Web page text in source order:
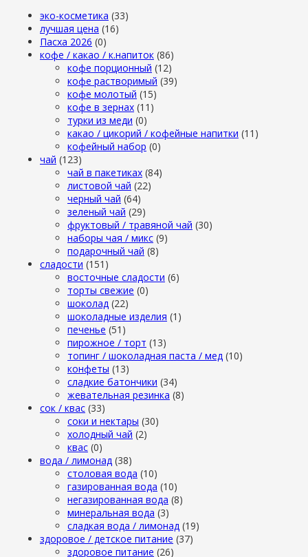
эко-косметика (33)
лучшая цена (16)
Пасха 2026 (0)
кофе / какао / к.напиток (86)
кофе порционный (12)
кофе растворимый (39)
кофе молотый (15)
кофе в зернах (11)
турки из меди (0)
какао / цикорий / кофейные напитки (11)
кофейный набор (0)
чай (123)
чай в пакетиках (84)
листовой чай (22)
черный чай (64)
зеленый чай (29)
фруктовый / травяной чай (30)
наборы чая / микс (9)
подарочный чай (8)
сладости (151)
восточные сладости (6)
торты свежие (0)
шоколад (22)
шоколадные изделия (1)
печенье (51)
пирожное / торт (13)
топинг / шоколадная паста / мед (10)
конфеты (13)
сладкие батончики (34)
жевательная резинка (8)
сок / квас (33)
соки и нектары (30)
холодный чай (2)
квас (0)
вода / лимонад (38)
столовая вода (10)
газированная вода (10)
негазированная вода (8)
минеральная вода (3)
сладкая вода / лимонад (19)
здоровое / детское питание (37)
здоровое питание (26)